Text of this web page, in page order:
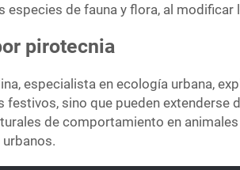
especies de fauna y flora, al modificar
pirotecnia
especialista en ecología urbana,
festivos, sino que pueden extenderse
de comportamiento en